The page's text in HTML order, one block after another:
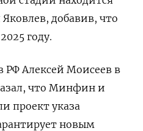
Яковлев, добавив, что
году.
Алексей Моисеев в
что Минфин и
проект указа
новым